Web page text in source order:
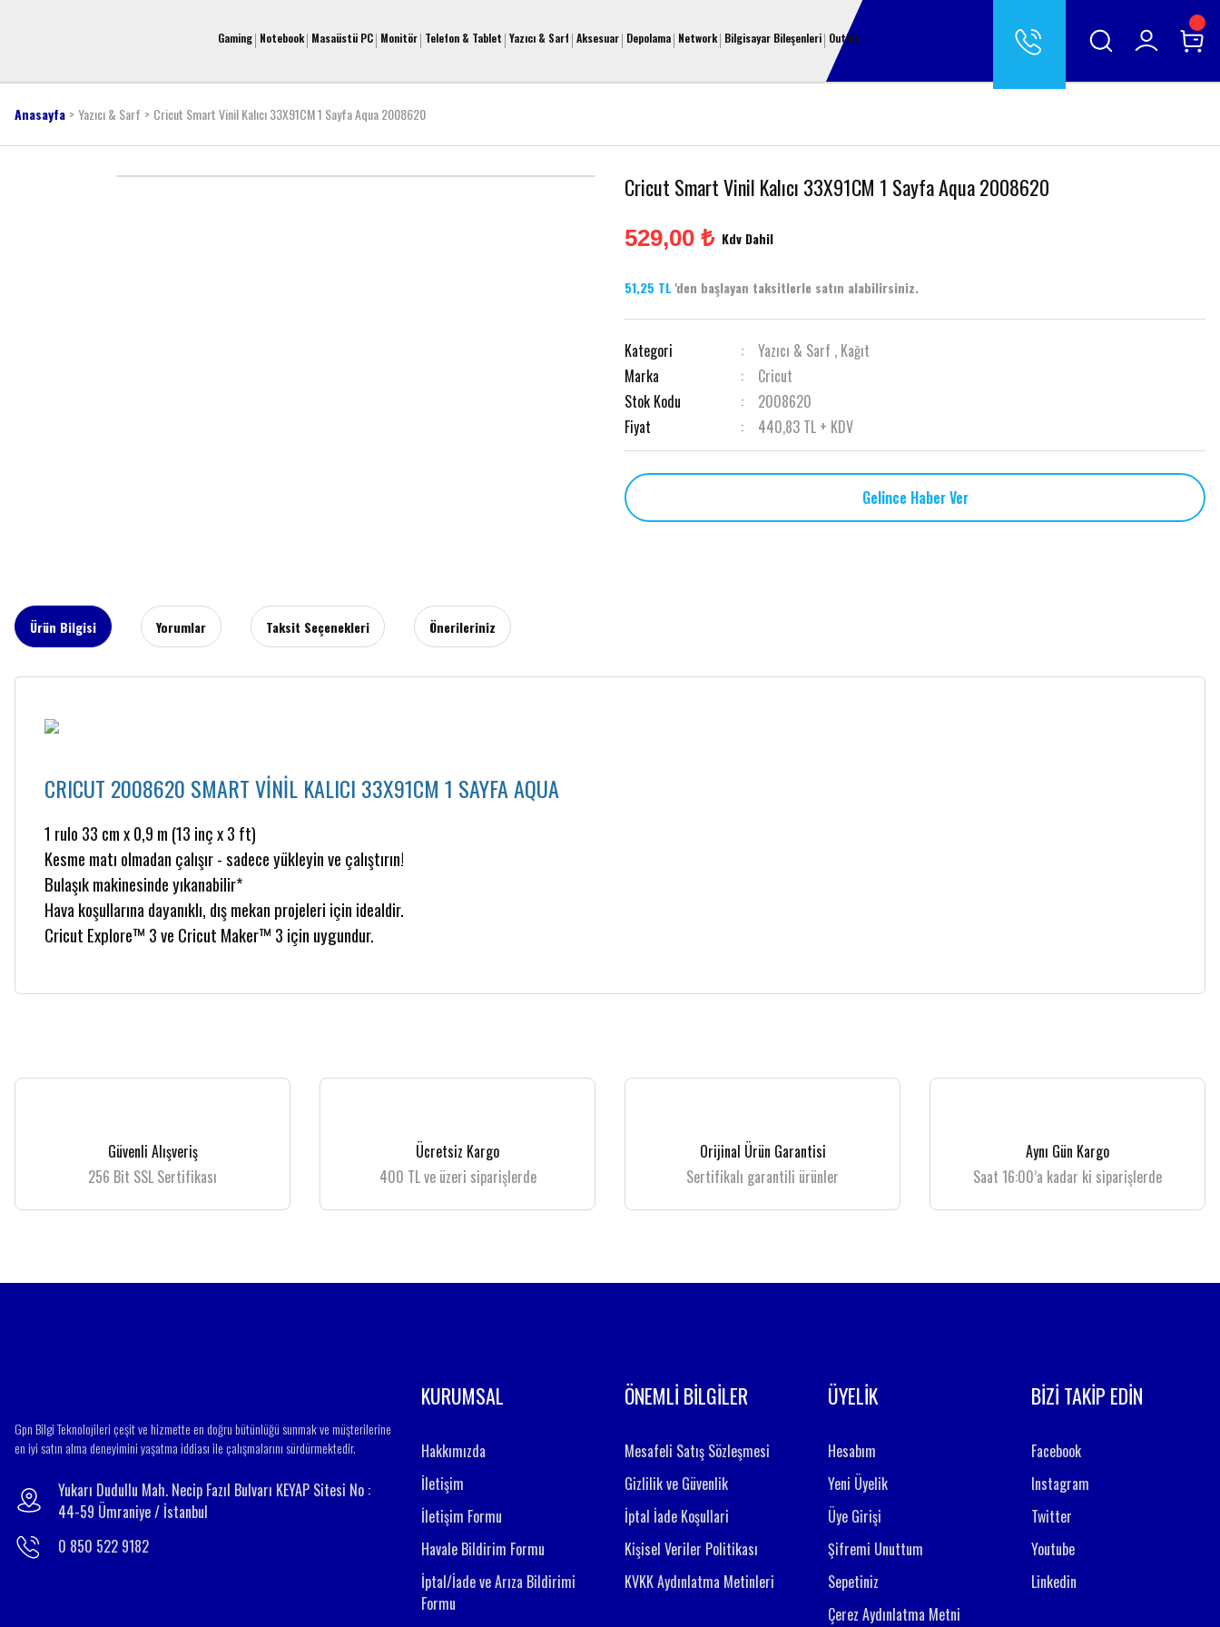
Gaming Notebook Masaüstü PC Monitör Telefon & Tablet Yazıcı & Sarf Aksesuar Depolama Network Bilgisayar Bileşenleri Outlet
Anasayfa Yazıcı & Sarf Cricut Smart Vinil Kalıcı 33X91CM 1 Sayfa Aqua 2008620
Cricut Smart Vinil Kalıcı 33X91CM 1 Sayfa Aqua 2008620
529,00 ₺ Kdv Dahil
51,25 TL 'den başlayan taksitlerle satın alabilirsiniz.
Kategori Yazıcı & Sarf , Kağıt
Marka
Cricut
Stok Kodu
2008620
Fiyat
440,83 TL + KDV
Gelince Haber Ver
Ürün Bilgisi Yorumlar Taksit Seçenekleri Önerileriniz
CRICUT 2008620 SMART VİNİL KALICI 33X91CM 1 SAYFA AQUA
1 rulo 33 cm x 0,9 m (13 inç x 3 ft)
Kesme matı olmadan çalışır - sadece yükleyin ve çalıştırın!
Bulaşık makinesinde yıkanabilir*
Hava koşullarına dayanıklı, dış mekan projeleri için idealdir.
Cricut Explore™ 3 ve Cricut Maker™ 3 için uygundur.
Görüş ve önerileriniz için teşekkür ederiz.
Ürün açıklamasında eksik bilgiler bulunuyor.
Ürün bilgilerinde hatalar bulunuyor.
Güvenli Alışveriş
256 Bit SSL Sertifikası
Ücretsiz Kargo
400 TL ve üzeri siparişlerde
Orijinal Ürün Garantisi
Sertifikalı garantili ürünler
Aynı Gün Kargo
Saat 16:00’a kadar ki siparişlerde
Gpn Bilgi Teknolojileri çeşit ve hizmette en doğru bütünlüğü sunmak ve müşterilerine
en iyi satın alma deneyimini yaşatma iddiası ile çalışmalarını sürdürmektedir.
Yukarı Dudullu Mah. Necip Fazıl Bulvarı KEYAP Sitesi No :
44-59 Ümraniye / İstanbul
0 850 522 9182
KURUMSAL
Hakkımızda
İletişim
İletişim Formu
Havale Bildirim Formu
İptal/İade ve Arıza Bildirimi
Formu
ÖNEMLİ BİLGİLER
Mesafeli Satış Sözleşmesi
Gizlilik ve Güvenlik
İptal İade Koşullari
Kişisel Veriler Politikası
KVKK Aydınlatma Metinleri
ÜYELİK
Hesabım
Yeni Üyelik
Üye Girişi
Şifremi Unuttum
Sepetiniz
Çerez Aydınlatma Metni
BİZİ TAKİP EDİN
Facebook
Instagram
Twitter
Youtube
Linkedin